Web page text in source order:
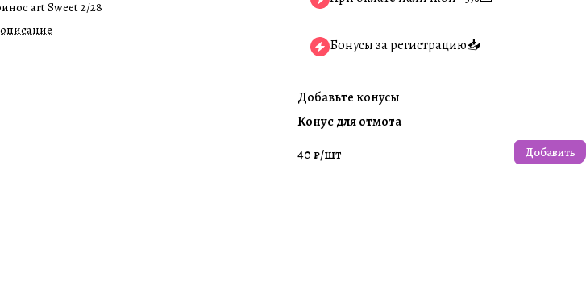
art Sweet 2/28
Бонусы за регистрацию📥
Добавьте конусы
Конус для отмота
40 ₽/шт Добавить